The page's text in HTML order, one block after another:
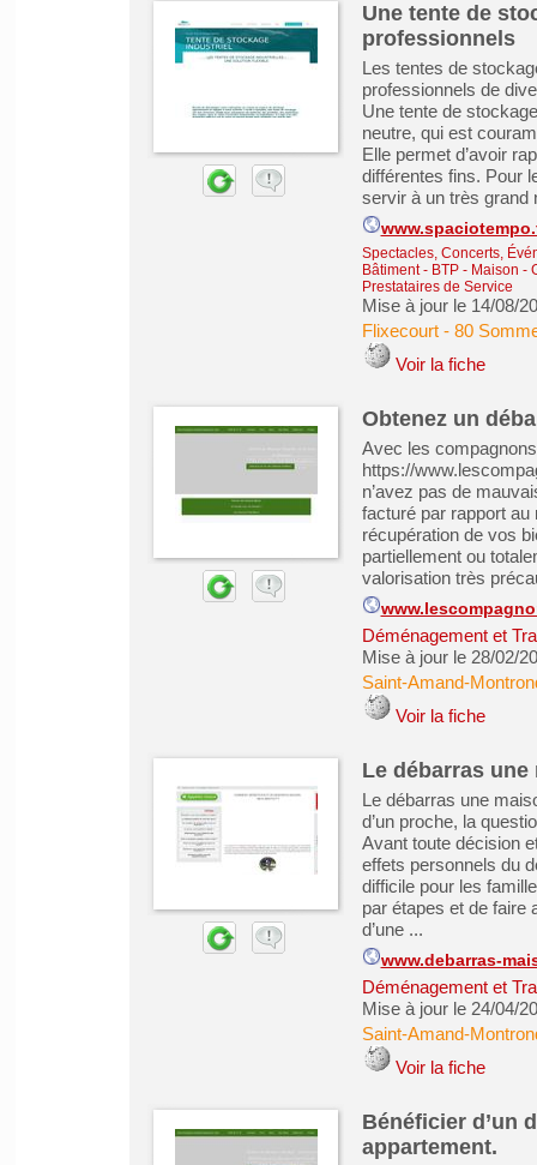
Une tente de
professionnels
Les tentes de
professionnels de
Une tente de
neutre, qui est
Elle permet d’avoir
différentes fins. Pour
servir à un très grand
Spectacles, Concerts,
Bâtiment - BTP - Maison
Prestataires de Service
Mise à jour le 14/08/
Flixecourt- 80
Voir la fiche
Obtenez un
Avec les
https://
n’avez pas de
facturé par rapport
récupération de vos
partiellement ou
valorisation très
Déménagement et
Mise à jour le 28/02/
Saint-Amand-
Voir la fiche
Le débarras
Le débarras une
d’un proche, la
Avant toute décision
effets personnels du
difficile pour les
par étapes et de faire
d’une ...
www.debarras-
Déménagement et
Mise à jour le 24/04/
Saint-Amand-
Voir la fiche
Bénéficier d’un
appartement.